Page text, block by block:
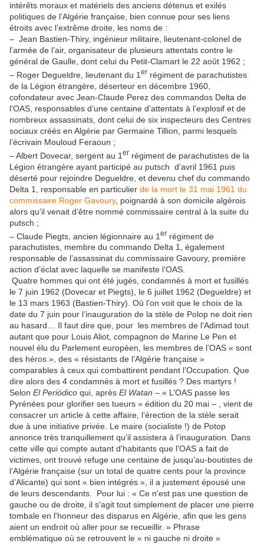
intérêts moraux et matériels des anciens détenus et exilés
politiques de l’Algérie française, bien connue pour ses liens
étroits avec l’extrême droite, les noms de :
– Jean Bastien-Thiry, ingénieur militaire, lieutenant-colonel de
l’armée de l’air, organisateur de plusieurs attentats contre le
général de Gaulle, dont celui du Petit-Clamart le 22 août 1962 ;
– Roger Degueldre, lieutenant du 1 er régiment de parachutistes
de la Légion étrangère, déserteur en décembre 1960,
cofondateur avec Jean-Claude Perez des commandos Delta de
l’OAS, responsables d’une centaine d’attentats à l’explosif et de
nombreux assassinats, dont celui de six inspecteurs des Centres
sociaux créés en Algérie par Germaine Tillion, parmi lesquels
l’écrivain Mouloud Feraoun ;
– Albert Dovecar, sergent au 1 er régiment de parachutistes de la
Légion étrangère ayant participé au putsch d’avril 1961 puis
déserté pour rejoindre Degueldre, et devenu chef du commando
Delta 1, responsable en particulier de la mort le 31 mai 1961 du
commissaire Roger Gavoury, poignardé à son domicile algérois
alors qu’il venait d’être nommé commissaire central à la suite du
putsch ;
– Claude Piegts, ancien légionnaire au 1 er régiment de
parachutistes, membre du commando Delta 1, également
responsable de l’assassinat du commissaire Gavoury, première
action d’éclat avec laquelle se manifeste l’OAS.
Quatre hommes qui ont été jugés, condamnés à mort et fusillés
le 7 juin 1962 (Dovecar et Piegts), le 6 juillet 1962 (Degueldre) et
le 13 mars 1963 (Bastien-Thiry). Où l’on voit que le choix de la
date du 7 juin pour l’inauguration de la stèle de Polop ne doit rien
au hasard… Il faut dire que, pour les membres de l’Adimad tout
autant que pour Louis Aliot, compagnon de Marine Le Pen et
nouvel élu du Parlement européen, les membres de l’OAS « sont
des héros », des « résistants de l’Algérie française »
comparables à ceux qui combattirent pendant l’Occupation. Que
dire alors des 4 condamnés à mort et fusillés ? Des martyrs !
Selon El Periódico qui, après El Watan – « L’OAS passe les
Pyrénées pour glorifier ses tueurs » édition du 20 mai – , vient de
consacrer un article à cette affaire, l’érection de la stèle serait
due à une initiative privée. Le maire (socialiste !) de Potop
annonce très tranquillement qu’il assistera à l’inauguration. Dans
cette ville qui compte autant d'habitants que l'OAS a fait de
victimes, ont trouvé refuge une centaine de jusqu’au-boutistes de
l’Algérie française (sur un total de quatre cents pour la province
d’Alicante) qui sont « bien intégrés », il a justement épousé une
de leurs descendants. Pour lui : « Ce n'est pas une question de
gauche ou de droite, il s'agit tout simplement de placer une pierre
tombale en l'honneur des disparus en Algérie, afin que les gens
aient un endroit où aller pour se recueillir. » Phrase
emblématique où se retrouvent le « ni gauche ni droite »